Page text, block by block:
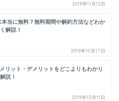
2018年11月12日
本当に無料？無料期間や解約方法などわか
解説！
2018年10月17日
リット・デメリットをどこよりもわかり
説！
2018年10月11日